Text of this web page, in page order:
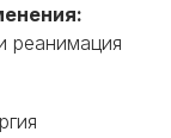
реанимация